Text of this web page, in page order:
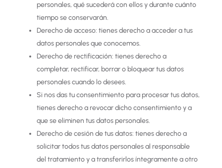
personales, qué sucederá con ellos y durante cuánto
tiempo se conservarán.
Derecho de acceso: tienes derecho a acceder a tus
datos personales que conocemos.
Derecho de rectificación: tienes derecho a
completar, rectificar, borrar o bloquear tus datos
personales cuando lo desees.
Si nos das tu consentimiento para procesar tus datos,
tienes derecho a revocar dicho consentimiento y a
que se eliminen tus datos personales.
Derecho de cesión de tus datos: tienes derecho a
solicitar todos tus datos personales al responsable
del tratamiento y a transferirlos íntegramente a otro